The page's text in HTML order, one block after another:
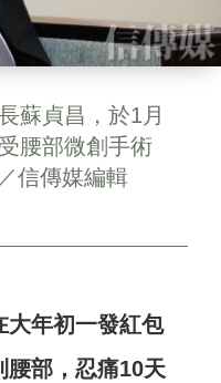
蘇貞昌，於1月
腰部微創手術
信傳媒編輯
大年初一發紅包
腰部，忍痛10天